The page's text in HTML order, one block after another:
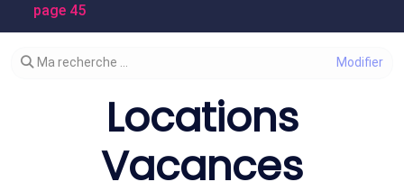
page 45
Modifier votre recherche
Ma recherche ...
Locations
Vacances